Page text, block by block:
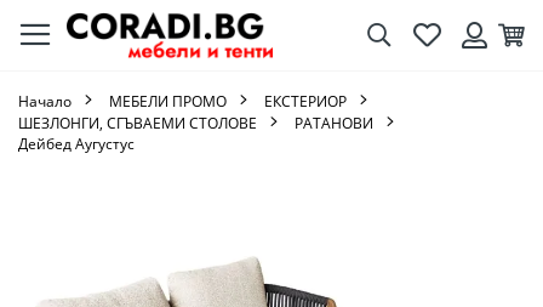
ТърсенеЛюбими
Начало МЕБЕЛИ ПРОМО
ЕКСТЕРИОР
ШЕЗЛОНГИ, СГЪВАЕМИ СТОЛОВЕ
РАТАНОВИ
Дейбед Аугустус